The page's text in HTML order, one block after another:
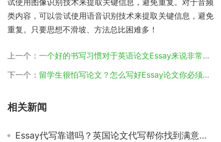
试使用图像识别技术来提取关键信息，避免重复。对于音频
类内容，可以尝试使用语音识别技术来提取关键信息，避免
重复。只要思想不滑坡、方法总比困难多！
上一个： 一个好的书写习惯对于英语论文Essay来说非常重要
下一个： 留学生很怕写论文？怎么写好Essay论文你必须要知道的框架和方法
相关新闻
Essay代写靠谱吗？英国论文代写帮你找到满意的答案